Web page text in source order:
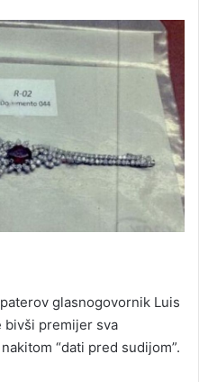
glasnogovornik Luis
bivši premijer sva
“dati pred sudijom”.